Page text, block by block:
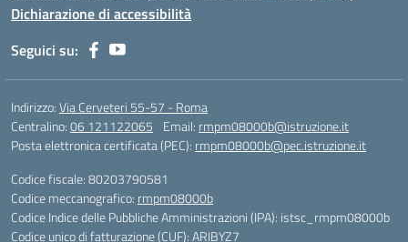
Dichiarazione di accessibilità
Seguici su:
Indirizzo:Via Cerveteri 55-57 - Roma
Centralino:06 121122065 Email: rmpm08000b@istruzione.it
Posta elettronica certificata (PEC): rmpm08000b@pec.istruzione.it
Codice fiscale: 80203790581
Codice meccanografico: rmpm08000b
Codice Indice delle Pubbliche Amministrazioni (IPA): istsc_rmpm08000b
Codice unico di fatturazione (CUF): ARIBYZ7